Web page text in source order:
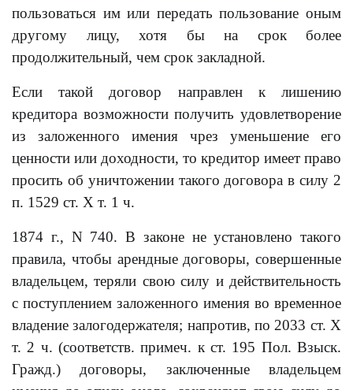
пользоваться им или передать пользование оным
другому лицу, хотя бы на срок более
продолжительный, чем срок закладной.
Если такой договор направлен к лишению
кредитора возможности получить удовлетворение
из заложенного имения чрез уменьшение его
ценности или доходности, то кредитор имеет право
просить об уничтожении такого договора в силу 2
п. 1529 ст. Х т. 1 ч.
1874 г., N 740. В законе не установлено такого
правила, чтобы арендные договоры, совершенные
владельцем, теряли свою силу и действительность
с поступлением заложенного имения во временное
владение залогодержателя; напротив, по 2033 ст. Х
т. 2 ч. (соответств. примеч. к ст. 195 Пол. Взыск.
Гражд.) договоры, заключенные владельцем